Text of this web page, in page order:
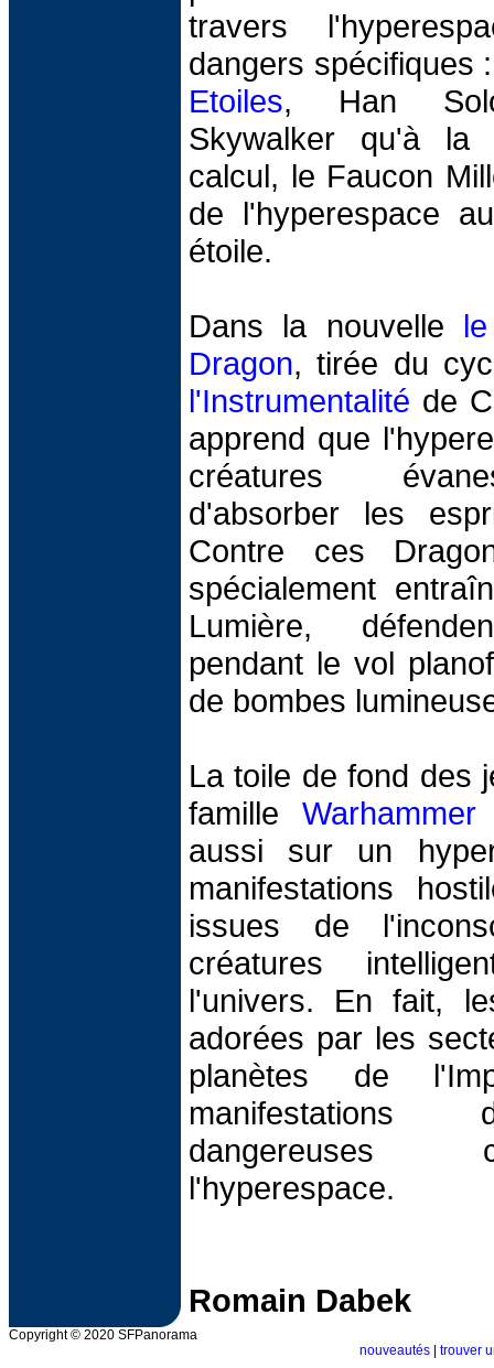
travers
dangers spécifiques
Etoiles, Han
Skywalker qu'à la
calcul, le Faucon
de l'hyperespace
étoile.
Dans la nouvelle
Dragon, tirée du
l'Instrumentalité de
apprend que
créatures
d'absorber les
Contre ces
spécialement
Lumière,
pendant le vol
de bombes
La toile de fond des
famille
aussi sur un
manifestations
issues de
créatures
l'univers. En fait,
adorées par les
planètes de
manifestations
dangereuses
l'hyperespace.
Romain Dabek
Copyright © 2020 SFPanorama
nouveautés
trouver